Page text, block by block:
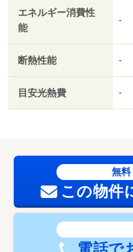
エネルギー消費性
能
-
断熱性能 -
目安光熱費 -
無料
この物件